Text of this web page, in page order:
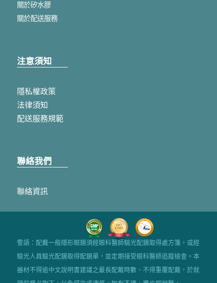
關於矽水膠
關於配送服務
注意須知
隱私權政策
法律須知
配送服務規範
聯絡我們
聯絡資訊
警語：配戴一般隱形眼鏡須經眼科醫師驗光配鏡取得處方箋，或經
驗光人員驗光配鏡取得配鏡單，並定期接受眼科醫師追蹤檢查。本
器材不得逾中文說明書建議之最長配戴時數、不得重覆配戴，於就